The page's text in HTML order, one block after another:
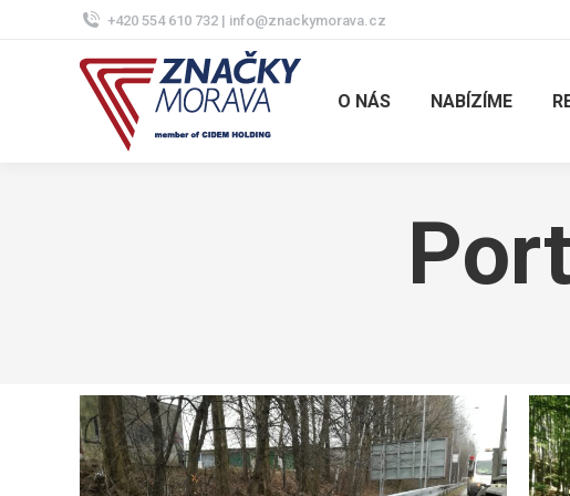
+420 554 610 732 | info@znackymorava.cz
O NÁS NABÍZÍME